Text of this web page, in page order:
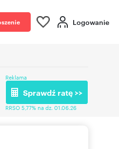
Logowanie
Reklama
Sprawdź ratę >>
RRSO 5,77% na dz. 01.06.26